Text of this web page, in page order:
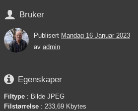
 Bruker
Publisert Mandag 16 Januar 2023
av admin
 Egenskaper
Filtype : Bilde JPEG
Filstørrelse : 233,69 Kbytes